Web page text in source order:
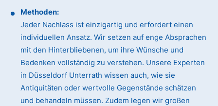
Methoden:
Jeder Nachlass ist einzigartig und erfordert einen
individuellen Ansatz. Wir setzen auf enge Absprachen
mit den Hinterbliebenen, um ihre Wünsche und
Bedenken vollständig zu verstehen. Unsere Experten
in Düsseldorf Unterrath wissen auch, wie sie
Antiquitäten oder wertvolle Gegenstände schätzen
und behandeln müssen. Zudem legen wir großen